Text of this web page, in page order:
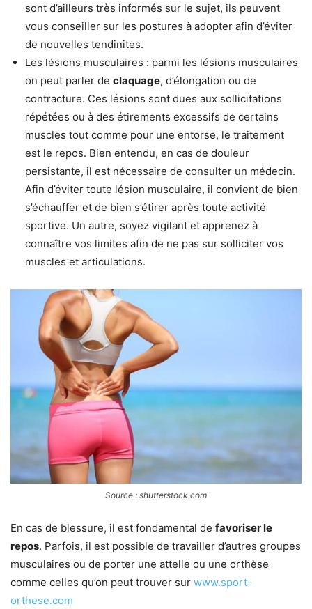
sont d’ailleurs très informés sur le sujet, ils peuvent
vous conseiller sur les postures à adopter afin d’éviter
de nouvelles tendinites.
Les lésions musculaires : parmi les lésions musculaires
on peut parler de claquage, d’élongation ou de
contracture. Ces lésions sont dues aux sollicitations
répétées ou à des étirements excessifs de certains
muscles tout comme pour une entorse, le traitement
est le repos. Bien entendu, en cas de douleur
persistante, il est nécessaire de consulter un médecin.
Afin d’éviter toute lésion musculaire, il convient de bien
s’échauffer et de bien s’étirer après toute activité
sportive. Un autre, soyez vigilant et apprenez à
connaître vos limites afin de ne pas sur solliciter vos
muscles et articulations.
Source : shutterstock.com
En cas de blessure, il est fondamental de favoriser le
repos. Parfois, il est possible de travailler d’autres groupes
musculaires ou de porter une attelle ou une orthèse
comme celles qu’on peut trouver sur www.sport-
orthese.com